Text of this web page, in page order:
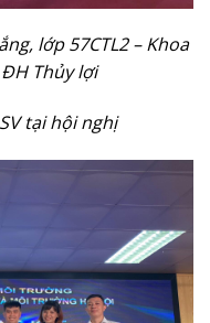
lớp 57CTL2 – Khoa
Thủy lợi
tại hội nghị